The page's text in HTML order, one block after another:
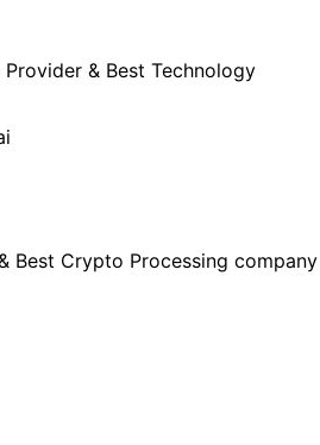
& Best Technology
Best Crypto Processing company